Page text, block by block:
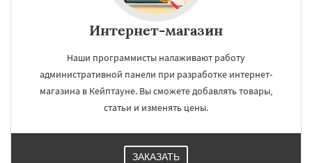
Интернет-магазин
Наши программисты налаживают работу
административной панели при разработке интернет-
магазина в Кейптауне. Вы сможете добавлять товары,
статьи и изменять цены.
ЗАКАЗАТЬ